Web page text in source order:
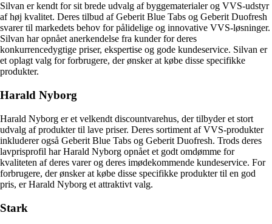
Silvan er kendt for sit brede udvalg af byggematerialer og VVS-udstyr
af høj kvalitet. Deres tilbud af Geberit Blue Tabs og Geberit Duofresh
svarer til markedets behov for pålidelige og innovative VVS-løsninger.
Silvan har opnået anerkendelse fra kunder for deres
konkurrencedygtige priser, ekspertise og gode kundeservice. Silvan er
et oplagt valg for forbrugere, der ønsker at købe disse specifikke
produkter.
Harald Nyborg
Harald Nyborg er et velkendt discountvarehus, der tilbyder et stort
udvalg af produkter til lave priser. Deres sortiment af VVS-produkter
inkluderer også Geberit Blue Tabs og Geberit Duofresh. Trods deres
lavprisprofil har Harald Nyborg opnået et godt omdømme for
kvaliteten af deres varer og deres imødekommende kundeservice. For
forbrugere, der ønsker at købe disse specifikke produkter til en god
pris, er Harald Nyborg et attraktivt valg.
Stark